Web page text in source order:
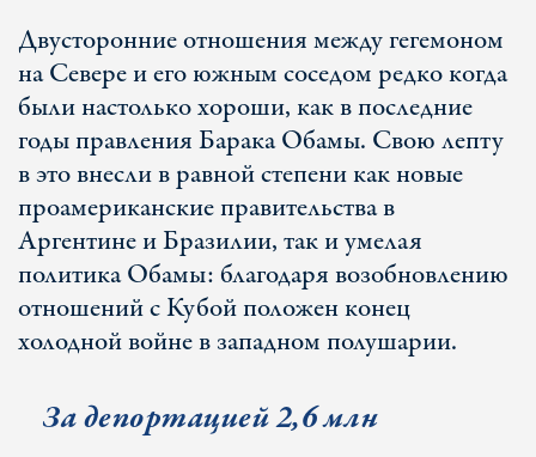
Двусторонние отношения между гегемоном
на Севере и его южным соседом редко когда
были настолько хороши, как в последние
годы правления Барака Обамы. Свою лепту
в это внесли в равной степени как новые
проамериканские правительства в
Аргентине и Бразилии, так и умелая
политика Обамы: благодаря возобновлению
отношений с Кубой положен конец
холодной войне в западном полушарии.
За депортацией 2,6 млн